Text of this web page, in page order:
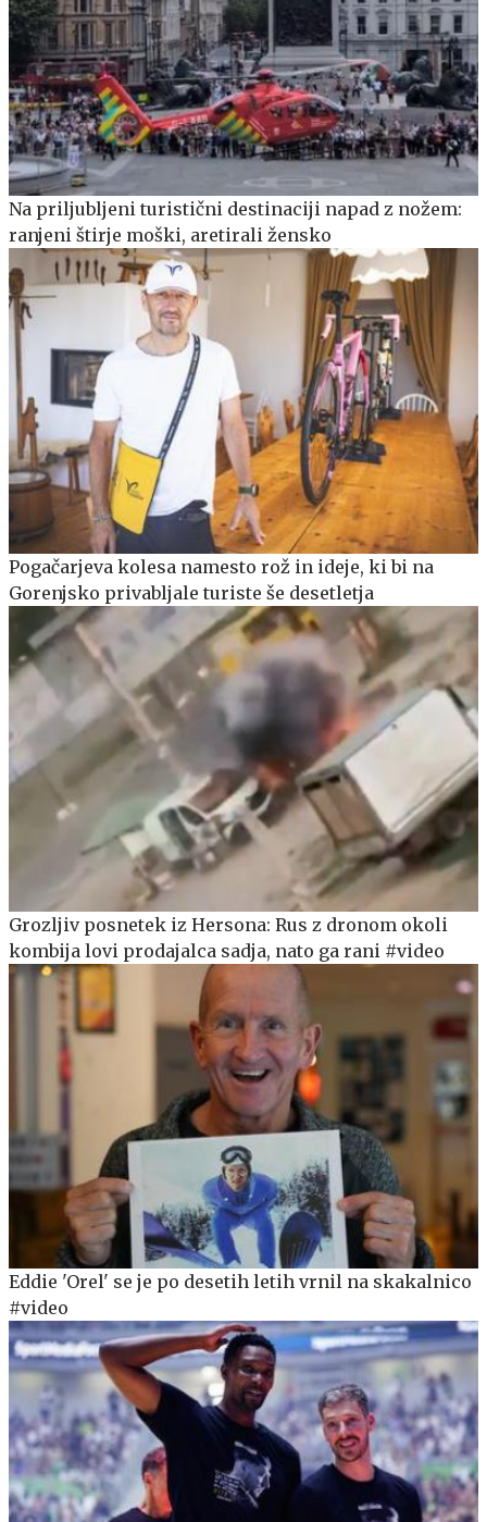
Na priljubljeni turistični destinaciji napad z nožem:
ranjeni štirje moški, aretirali žensko
Pogačarjeva kolesa namesto rož in ideje, ki bi na
Gorenjsko privabljale turiste še desetletja
Grozljiv posnetek iz Hersona: Rus z dronom okoli
kombija lovi prodajalca sadja, nato ga rani #video
Eddie 'Orel' se je po desetih letih vrnil na skakalnico
#video